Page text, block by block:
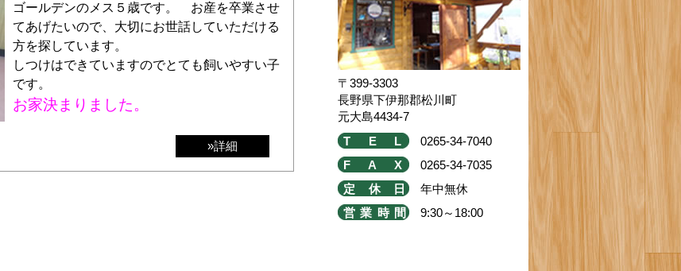
ゴールデンのメス５歳です。 お産を卒業させ
てあげたいので、大切にお世話していただける
方を探しています。
しつけはできていますのでとても飼いやすい子
です。
お家決まりました。
»詳細
〒399-3303
長野県下伊那郡松川町
元大島4434-7
TEL 0265-34-7040
FAX 0265-34-7035
定休日
年中無休
営業時間
9:30～18:00